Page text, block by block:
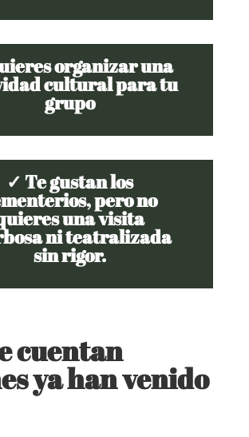
organizar una
cultural para tu
grupo
✓ Te gustan los
pero no
una visita
ni teatralizada
sin rigor.
cuentan
ya han venido